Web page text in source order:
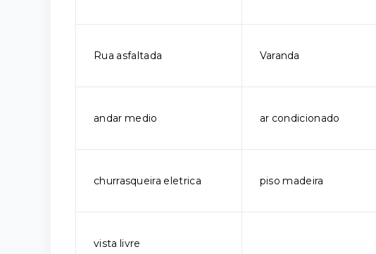
Rua asfaltada Varanda
andar medio ar condicionado
churrasqueira eletrica piso madeira
vista livre